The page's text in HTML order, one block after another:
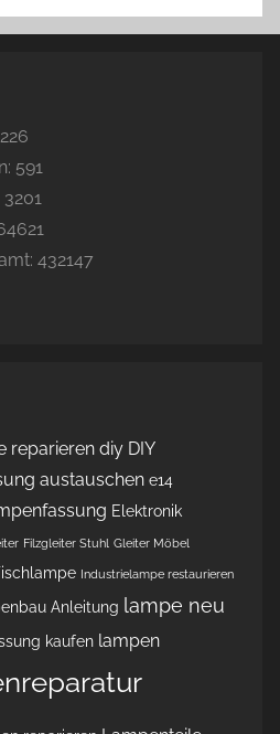
591
432147
reparieren diy DIY
austauschen e14
Elektronik
Filzgleiter Stuhl Gleiter Möbel
Industrielampe restaurieren
Anleitung lampe neu
kaufen lampen